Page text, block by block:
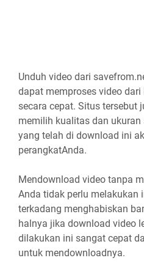
Unduh video dari
dapat memproses video
secara cepat. Situs tersebut
memilih kualitas dan
yang telah di download ini
perangkatAnda.
Mendownload video tanpa
Anda tidak perlu
terkadang menghabiskan
halnya jika download video
dilakukan ini sangat cepat
untuk mendownloadnya.